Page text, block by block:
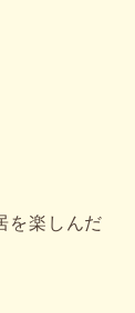
を楽しんだ